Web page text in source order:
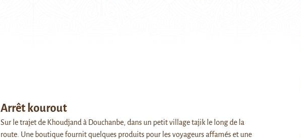
Arrêt kourout
Sur le trajet de Khoudjand à Douchanbe, dans un petit village tajik le long de la
route. Une boutique fournit quelques produits pour les voyageurs affamés et une